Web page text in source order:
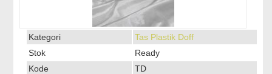
Kategori
Tas Plastik Doff
Stok
Ready
Kode
TD